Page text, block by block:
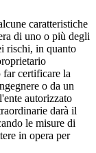
caratteristiche
di uno o più degli
rischi, in quanto
far certificare la
o da un
autorizzato
darà il
le misure di
in opera per